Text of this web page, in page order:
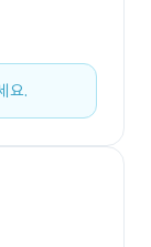
요.